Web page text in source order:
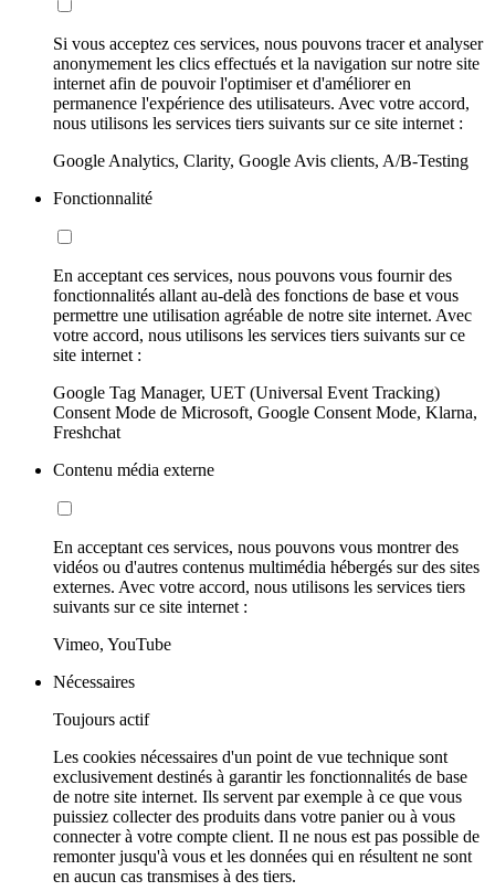
Si vous acceptez ces services, nous pouvons tracer et analyser
anonymement les clics effectués et la navigation sur notre site
internet afin de pouvoir l'optimiser et d'améliorer en
permanence l'expérience des utilisateurs. Avec votre accord,
nous utilisons les services tiers suivants sur ce site internet :
Google Analytics, Clarity, Google Avis clients, A/B-Testing
Fonctionnalité
En acceptant ces services, nous pouvons vous fournir des
fonctionnalités allant au-delà des fonctions de base et vous
permettre une utilisation agréable de notre site internet. Avec
votre accord, nous utilisons les services tiers suivants sur ce
site internet :
Google Tag Manager, UET (Universal Event Tracking)
Consent Mode de Microsoft, Google Consent Mode, Klarna,
Freshchat
Contenu média externe
En acceptant ces services, nous pouvons vous montrer des
vidéos ou d'autres contenus multimédia hébergés sur des sites
externes. Avec votre accord, nous utilisons les services tiers
suivants sur ce site internet :
Vimeo, YouTube
Nécessaires
Toujours actif
Les cookies nécessaires d'un point de vue technique sont
exclusivement destinés à garantir les fonctionnalités de base
de notre site internet. Ils servent par exemple à ce que vous
puissiez collecter des produits dans votre panier ou à vous
connecter à votre compte client. Il ne nous est pas possible de
remonter jusqu'à vous et les données qui en résultent ne sont
en aucun cas transmises à des tiers.